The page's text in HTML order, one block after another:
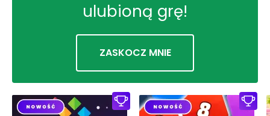
ulubioną grę!
ZASKOCZ MNIE